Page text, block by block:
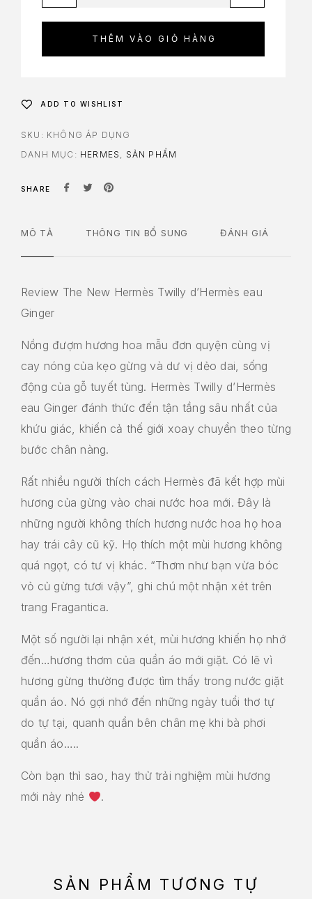
THÊM VÀO GIỎ HÀNG
ADD TO WISHLIST
SKU: KHÔNG ÁP DỤNG
DANH MỤC: HERMES SẢN PHẨM
SHARE
MÔ TẢ THÔNG TIN BỔ SUNG ĐÁNH GIÁ
Review The New Hermès Twilly d’Hermès eau
Ginger
Nồng đượm hương hoa mẫu đơn quyện cùng vị
cay nóng của kẹo gừng và dư vị dẻo dai, sống
động của gỗ tuyết tùng. Hermès Twilly d’Hermès
eau Ginger đánh thức đến tận tầng sâu nhất của
khứu giác, khiến cả thế giới xoay chuyển theo từng
bước chân nàng.
Rất nhiều người thích cách Hermès đã kết hợp mùi
hương của gừng vào chai nước hoa mới. Đây là
những người không thích hương nước hoa họ hoa
hay trái cây cũ kỹ. Họ thích một mùi hương không
quá ngọt, có tư vị khác. “Thơm như bạn vừa bóc
vỏ củ gừng tươi vậy”, ghi chú một nhận xét trên
trang Fragantica.
Một số người lại nhận xét, mùi hương khiến họ nhớ
đến…hương thơm của quần áo mới giặt. Có lẽ vì
hương gừng thường được tìm thấy trong nước giặt
quần áo. Nó gợi nhớ đến những ngày tuổi thơ tự
do tự tại, quanh quẩn bên chân mẹ khi bà phơi
quần áo…..
Còn bạn thì sao, hay thử trải nghiệm mùi hương
mới này nhé
.
SẢN PHẨM TƯƠNG TỰ